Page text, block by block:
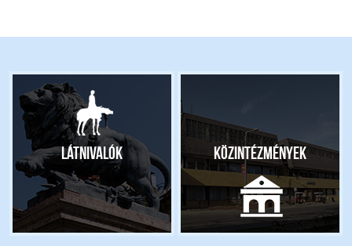
Látnivalók Közintézmények